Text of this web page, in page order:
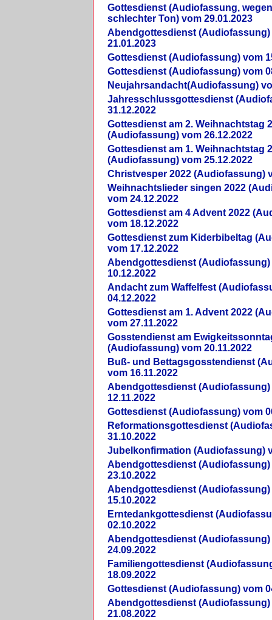
Gottesdienst (Audiofassung,
schlechter Ton) vom 29.01.2023
Abendgottesdienst (Audiofassung)
21.01.2023
Gottesdienst (Audiofassung) vom
Gottesdienst (Audiofassung) vom
Neujahrsandacht(Audiofassung)
Jahresschlussgottesdienst
31.12.2022
Gottesdienst am 2. Weihnachtstag
(Audiofassung) vom 26.12.2022
Gottesdienst am 1. Weihnachtstag
(Audiofassung) vom 25.12.2022
Christvesper 2022 (Audiofassung)
Weihnachtslieder singen 2022
vom 24.12.2022
Gottesdienst am 4 Advent 2022
vom 18.12.2022
Gottesdienst zum Kiderbibeltag
vom 17.12.2022
Abendgottesdienst (Audiofassung)
10.12.2022
Andacht zum Waffelfest
04.12.2022
Gottesdienst am 1. Advent 2022
vom 27.11.2022
Gosstendienst am
(Audiofassung) vom 20.11.2022
Buß- und Bettagsgosstendienst
vom 16.11.2022
Abendgottesdienst (Audiofassung)
12.11.2022
Gottesdienst (Audiofassung) vom
Reformationsgottesdienst
31.10.2022
Jubelkonfirmation (Audiofassung)
Abendgottesdienst (Audiofassung)
23.10.2022
Abendgottesdienst (Audiofassung)
15.10.2022
Erntedankgottesdienst
02.10.2022
Abendgottesdienst (Audiofassung)
24.09.2022
Familiengottesdienst
18.09.2022
Gottesdienst (Audiofassung) vom
Abendgottesdienst (Audiofassung)
21.08.2022